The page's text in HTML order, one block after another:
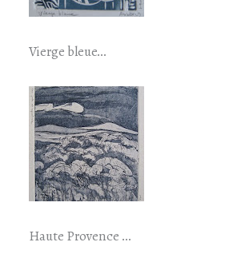
Vierge bleue…
Haute Provence …